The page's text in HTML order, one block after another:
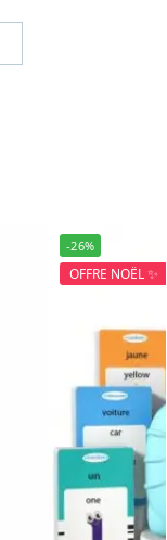
-26%
OFFRE NOËL ✨